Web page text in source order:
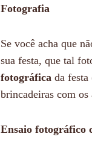
Fotografia
Se você acha que
sua festa, que tal
fotográfica da festa
brincadeiras com
Ensaio fotográfico